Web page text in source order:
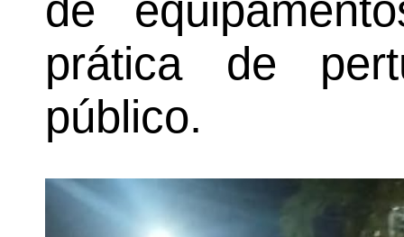
de
prática de
público.